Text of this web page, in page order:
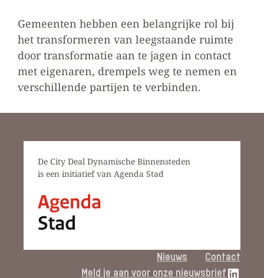
Gemeenten hebben een belangrijke rol bij
het transformeren van leegstaande ruimte
door transformatie aan te jagen in contact
met eigenaren, drempels weg te nemen en
verschillende partijen te verbinden.
De City Deal Dynamische Binnensteden
is een initiatief van Agenda Stad
Nieuws
Contact
Meld je aan voor onze nieuwsbriefLinkedIn link